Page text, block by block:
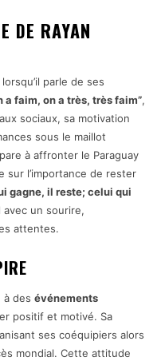
DE RAYAN
parle de ses
a faim, on a très, très faim”,
sociaux, sa motivation
sous le maillot
à affronter le Paraguay
sur l’importance de rester
gagne, il reste; celui qui
un sourire,
attentes.
à des événements
positif et motivé. Sa
ses coéquipiers alors
mondial. Cette attitude